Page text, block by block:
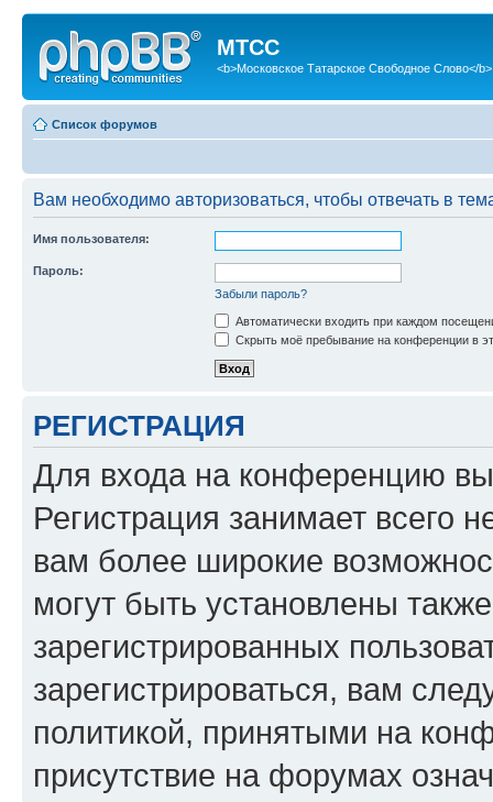
МТСС
<b>Московское Татарское Свободное Слово</b>
Список форумов
Вам необходимо авторизоваться, чтобы отвечать в
Имя пользователя:
Пароль:
Забыли пароль?
Автоматически входить при каждом
Скрыть моё пребывание на конференции в
РЕГИСТРАЦИЯ
Для входа на конференцию
Регистрация занимает всего
вам более широкие
могут быть установлены
зарегистрированных
зарегистрироваться, вам
политикой, принятыми на
присутствие на форумах